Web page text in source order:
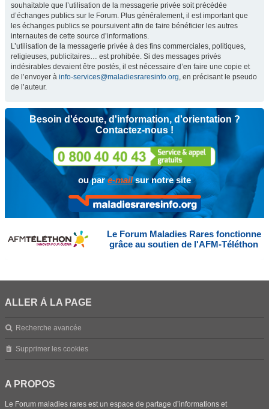
souhaitable que l’utilisation de la messagerie privée soit précédée
d’échanges publics sur le Forum. Plus généralement, il est important que
les échanges publics se poursuivent afin de faire bénéficier les autres
internautes de cette source d’informations.
L’utilisation de la messagerie privée à des fins commerciales, politiques,
religieuses, publicitaires… est prohibée. Si des messages privés
indésirables devaient être postés, il est nécessaire d’en faire une copie et
de l’envoyer à info-services@maladiesraresinfo.org, en précisant le pseudo
de l’auteur.
Besoin d'écoute, d'information, d'orientation ?
Contactez-nous !
ou pare-mailsur notre site
Le Forum Maladies Rares fonctionne
grâce au soutien de l'AFM-Téléthon
ALLER À LA PAGE
Recherche avancée
Supprimer les cookies
A PROPOS
Le Forum maladies rares est un espace de partage d’informations et